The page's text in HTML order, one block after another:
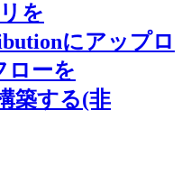
を
にアップロ
ローを
築する(非